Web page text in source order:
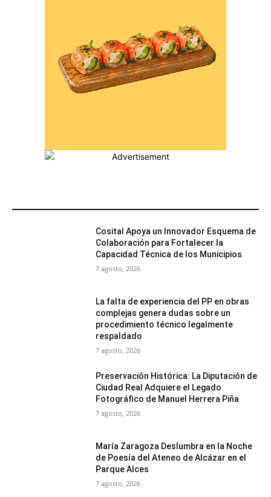
Cosital Apoya un Innovador Esquema de
Colaboración para Fortalecer la
Capacidad Técnica de los Municipios
7 agosto, 2026
La falta de experiencia del PP en obras
complejas genera dudas sobre un
procedimiento técnico legalmente
respaldado
7 agosto, 2026
Preservación Histórica: La Diputación de
Ciudad Real Adquiere el Legado
Fotográfico de Manuel Herrera Piña
7 agosto, 2026
María Zaragoza Deslumbra en la Noche
de Poesía del Ateneo de Alcázar en el
Parque Alces
7 agosto, 2026